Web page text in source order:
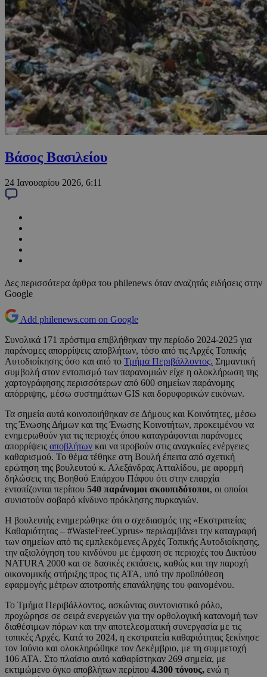
Βάσος Βασιλείου
24 Ιανουαρίου 2026, 6:11
Δες περισσότερα άρθρα του philenews όταν αναζητάς ειδήσεις στην
Google
Add philenews.com on Google
Συνολικά 171 πρόστιμα επιβλήθηκαν την περίοδο 2024-2025 για
παράνομες απορρίψεις αποβλήτων, τόσο από τις Αρχές Τοπικής
Αυτοδιοίκησης όσο και από το Τμήμα Περιβάλλοντος. Σημαντική
συμβολή στον εντοπισμό των παρανομιών είχε η ολοκλήρωση της
χαρτογράφησης περισσότερων από 600 σημείων παράνομης
απόρριψης, μέσω συστημάτων GIS και δορυφορικών εικόνων.
Τα σημεία αυτά κοινοποιήθηκαν σε Δήμους και Κοινότητες, μέσω
της Ένωσης Δήμων και της Ένωσης Κοινοτήτων, προκειμένου να
ενημερωθούν για τις περιοχές όπου καταγράφονται παράνομες
απορρίψεις αποβλήτων και να προβούν στις αναγκαίες ενέργειες
καθαρισμού. Το θέμα τέθηκε στη Βουλή έπειτα από σχετική
ερώτηση της βουλευτού κ. Αλεξάνδρας Ατταλίδου, με αφορμή
δηλώσεις της Βοηθού Επάρχου Πάφου ότι στην επαρχία
εντοπίζονται περίπου 540 παράνομοι σκουπιδότοποι, οι οποίοι
συνιστούν σοβαρό κίνδυνο πρόκλησης πυρκαγιών.
Η βουλευτής ενημερώθηκε ότι ο σχεδιασμός της «Εκστρατείας
Καθαριότητας – #WasteFreeCyprus» περιλαμβάνει την καταγραφή
των σημείων από τις εμπλεκόμενες Αρχές Τοπικής Αυτοδιοίκησης,
την αξιολόγηση του κινδύνου με έμφαση σε περιοχές του Δικτύου
NATURA 2000 και σε δασικές εκτάσεις, καθώς και την παροχή
οικονομικής στήριξης προς τις ΑΤΑ, υπό την προϋπόθεση
εφαρμογής μέτρων αποτροπής επανάληψης του φαινομένου.
Το Τμήμα Περιβάλλοντος, ασκώντας συντονιστικό ρόλο,
προχώρησε σε σειρά ενεργειών για την ορθολογική κατανομή των
διαθέσιμων πόρων και την αποτελεσματική συνεργασία με τις
τοπικές Αρχές. Κατά το 2024, η εκστρατεία καθαριότητας ξεκίνησε
τον Ιούνιο και ολοκληρώθηκε τον Δεκέμβριο, με τη συμμετοχή
106 ΑΤΑ. Στο πλαίσιο αυτό καθαρίστηκαν 269 σημεία, με
εκτιμώμενο όγκο αποβλήτων περίπου 4.300 τόνους, ενώ η